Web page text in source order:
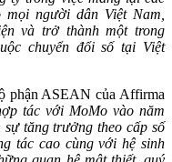
người dân Việt Nam,
và trở thành một trong
chuyển đổi số tại Việt
phận ASEAN của Affirma
tác với MoMo vào năm
tăng trưởng theo cấp số
tác cao cùng với hệ sinh